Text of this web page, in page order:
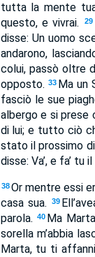
tutta la mente
questo, e vivrai.
29
disse: Un uomo
andarono,
colui, passò oltre
opposto. 33 Ma un
fasciò le sue
albergo e si prese
di lui; e tutto ciò
stato il prossimo di
disse: Va’, e fa’ tu
38 Or mentre essi
casa sua.
39
parola. 40 Ma
sorella m’abbia
Marta, tu ti